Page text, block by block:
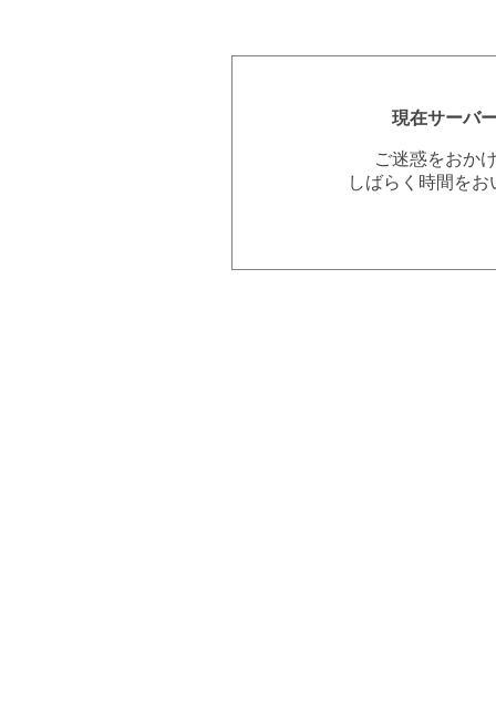
現在サーバ
ご迷惑をおか
しばらく時間を